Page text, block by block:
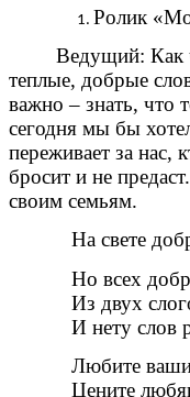
Ролик
Ведущий: Как
теплые, добрые
важно – знать, что
сегодня мы бы
переживает за нас,
бросит и не
своим семьям.
На свете
Но всех
Из двух
И нету слов
Любите
Цените